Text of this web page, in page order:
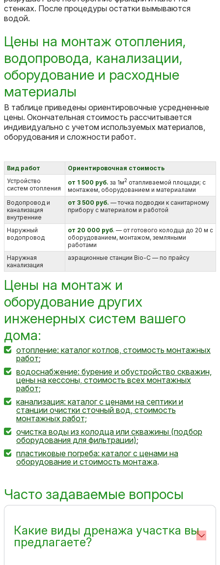
стенках. После процедуры остатки вымываются
водой.
Цены на монтаж отопления,
водопровода, канализации,
оборудование и расходные
материалы
В таблице приведены ориентировочные усредненные
цены. Окончательная стоимость рассчитывается
индивидуально с учетом используемых материалов,
оборудования и сложности работ.
Вид работ
Ориентировочная стоимость
Устройство
систем отопления
от 1 500 руб. за 1м2 отапливаемой площади; с
монтажем, оборудованием и материалами
Водопровод и
канализация
внутренние
от 3 500 руб. — точка подводки к санитарному
прибору с материалом и работой
Наружный
водопровод
от 20 000 руб. — от готового колодца до 20 м с
оборудованием, монтажом, земляными
работами
Наружная
канализация
аэрационные станции Bio-C — по прайсу
Цены на монтаж и
оборудование других
инженерных систем вашего
дома:
отопление: каталог котлов, стоимость монтажных
работ;
водоснабжение: бурение и обустройство скважин,
цены на кессоны, стоимость всех монтажных
работ;
канализация: каталог с ценами на септики и
станции очистки сточный вод, стоимость
монтажных работ;
очистка воды из колодца или скважины (подбор
оборудования для фильтрации);
пластиковые погреба: каталог с ценами на
оборудование и стоимость монтажа.
Часто задаваемые вопросы
Какие виды дренажа участка вы
предлагаете?